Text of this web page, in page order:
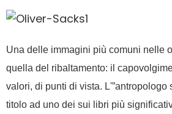
Una delle immagini più comuni nelle
quella del ribaltamento: il
valori, di punti di vista. L'”antropologo
titolo ad uno dei sui libri più